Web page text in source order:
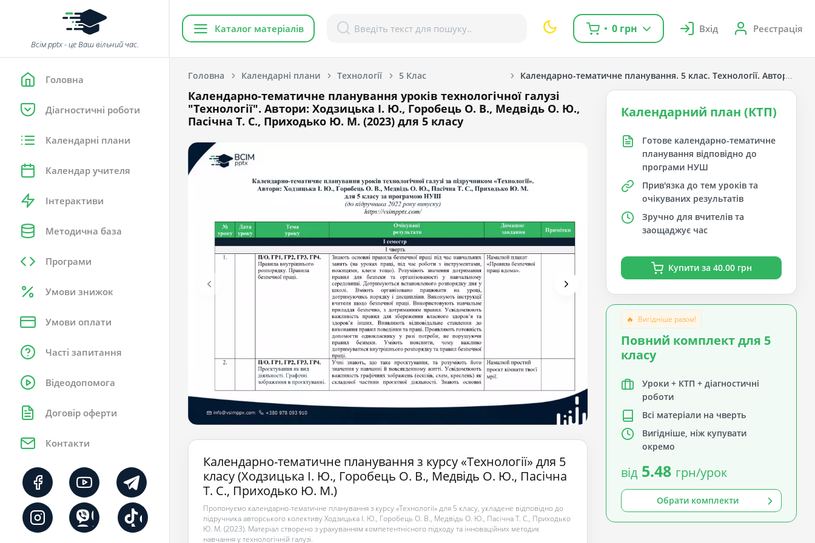
Всім pptx - це Ваш вільний час.
Головна
Діагностичні роботи
Календарні плани
Календар учителя
Інтерактиви
Методична база
Програми
Умови знижок
Умови оплати
Часті запитання
Відеодопомога
Договір оферти
Контакти
Каталог матеріалів 0 грн Вхід Реєстрація
Головна Календарні плани Технології 5 Клас Календарно-тематичне планування. 5 клас. Технології. Автори:
Календарно-тематичне планування уроків технологічної галузі
"Технології". Автори: Ходзицька І. Ю., Горобець О. В., Медвідь О. Ю.,
Пасічна Т. С., Приходько Ю. М. (2023) для 5 класу
Календарно-тематичне планування з курсу «Технології» для 5
класу (Ходзицька І. Ю., Горобець О. В., Медвідь О. Ю., Пасічна
Т. С., Приходько Ю. М.)
Пропонуємо календарно-тематичне планування з курсу «Технології» для 5 класу, укладене відповідно до
підручника авторського колективу Ходзицька І. Ю., Горобець О. В., Медвідь О. Ю., Пасічна Т. С., Приходько
Ю. М. (2023). Матеріал створено з урахуванням компетентнісного підходу та інноваційних методик
навчання у технологічній галузі.
Календарний план (КТП)
Готове календарно-тематичне
планування відповідно до
програми НУШ
Прив'язка до тем уроків та
очікуваних результатів
Зручно для вчителів та
заощаджує час
Купити за 40.00 грн
🔥 Вигідніше разом!
Повний комплект для 5
класу
Уроки + КТП + діагностичні
роботи
Всі матеріали на чверть
Вигідніше, ніж купувати
окремо
від 5.48 грн/урок
Обрати комплекти